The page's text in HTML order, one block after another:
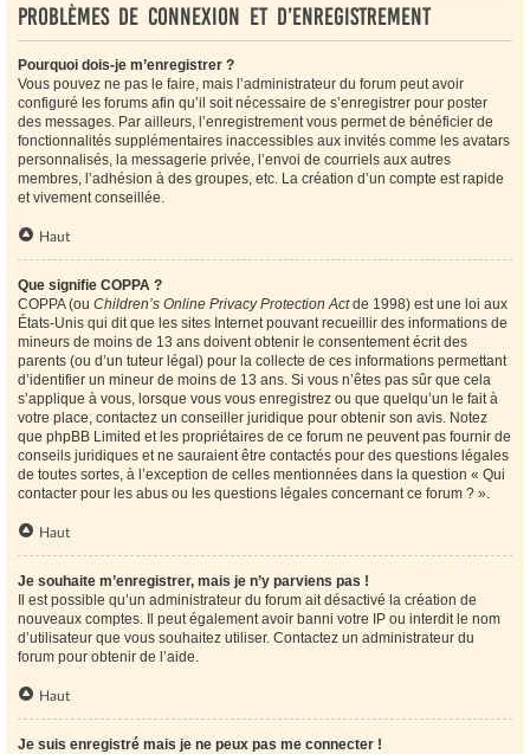
Problèmes de connexion et d’enregistrement
Pourquoi dois-je m’enregistrer ?
Vous pouvez ne pas le faire, mais l’administrateur du forum peut avoir
configuré les forums afin qu’il soit nécessaire de s’enregistrer pour poster
des messages. Par ailleurs, l’enregistrement vous permet de bénéficier de
fonctionnalités supplémentaires inaccessibles aux invités comme les avatars
personnalisés, la messagerie privée, l’envoi de courriels aux autres
membres, l’adhésion à des groupes, etc. La création d’un compte est rapide
et vivement conseillée.
Haut
Que signifie COPPA ?
COPPA (ou Children’s Online Privacy Protection Actde 1998) est une loi aux
États-Unis qui dit que les sites Internet pouvant recueillir des informations de
mineurs de moins de 13 ans doivent obtenir le consentement écrit des
parents (ou d’un tuteur légal) pour la collecte de ces informations permettant
d’identifier un mineur de moins de 13 ans. Si vous n’êtes pas sûr que cela
s’applique à vous, lorsque vous vous enregistrez ou que quelqu’un le fait à
votre place, contactez un conseiller juridique pour obtenir son avis. Notez
que phpBB Limited et les propriétaires de ce forum ne peuvent pas fournir de
conseils juridiques et ne sauraient être contactés pour des questions légales
de toutes sortes, à l’exception de celles mentionnées dans la question « Qui
contacter pour les abus ou les questions légales concernant ce forum ? ».
Haut
Je souhaite m’enregistrer, mais je n’y parviens pas !
Il est possible qu’un administrateur du forum ait désactivé la création de
nouveaux comptes. Il peut également avoir banni votre IP ou interdit le nom
d’utilisateur que vous souhaitez utiliser. Contactez un administrateur du
forum pour obtenir de l’aide.
Haut
Je suis enregistré mais je ne peux pas me connecter !